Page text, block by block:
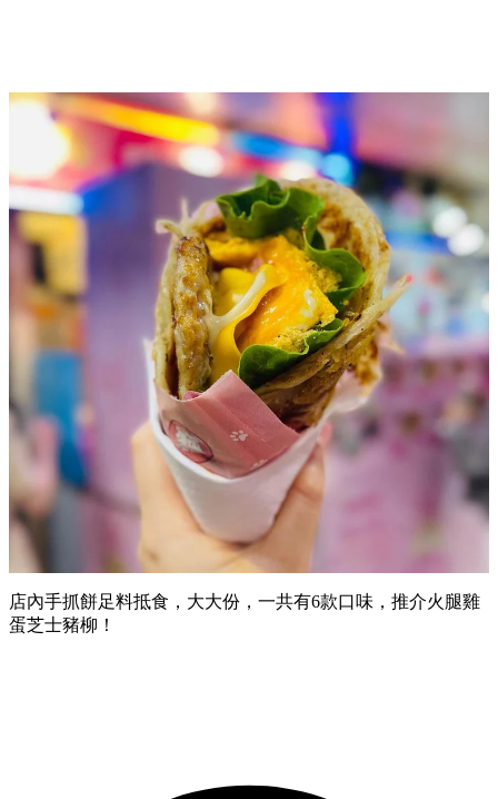
店內手抓餅足料抵食，大大份，一共有6款口味，推介火腿雞
蛋芝士豬柳！